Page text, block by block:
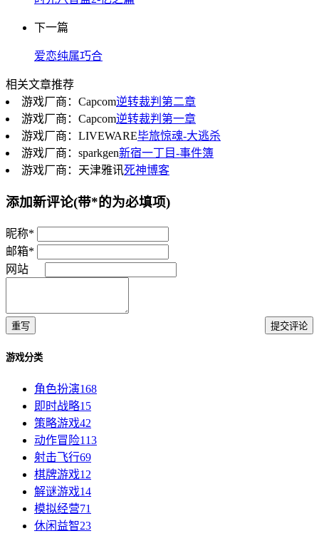
下一篇
爱恋纯属巧合
相关文章推荐
游戏厂商：Capcom逆转裁判第二章
游戏厂商：Capcom逆转裁判第一章
游戏厂商：LIVEWARE毕旅惊魂-大逃杀
游戏厂商：sparkgen新宿一丁目-事件簿
游戏厂商：天津雅讯死神博客
添加新评论(带*的为必填项)
昵称*
邮箱*
网站
重写 提交评论
游戏分类
角色扮演168
即时战略15
策略游戏42
动作冒险113
射击飞行69
棋牌游戏12
解谜游戏14
模拟经营71
休闲益智23